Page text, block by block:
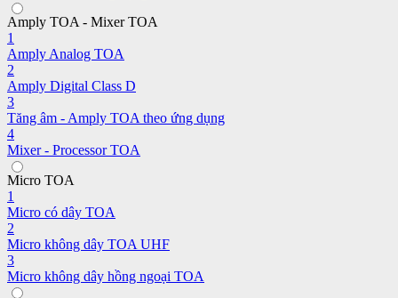
Amply TOA - Mixer TOA
1
Amply Analog TOA
2
Amply Digital Class D
3
Tăng âm - Amply TOA theo ứng dụng
4
Mixer - Processor TOA
Micro TOA
1
Micro có dây TOA
2
Micro không dây TOA UHF
3
Micro không dây hồng ngoại TOA